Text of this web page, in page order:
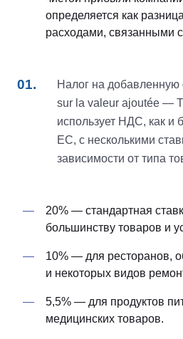
определяется как
расходами, связанными
Налог на добавленную
sur la valeur ajoutée —
использует НДС, как и
ЕС, с несколькими
зависимости от типа
20% — стандартная
большинству товаров и
10% — для ресторанов,
и некоторых видов
5,5% — для продуктов
медицинских товаров.